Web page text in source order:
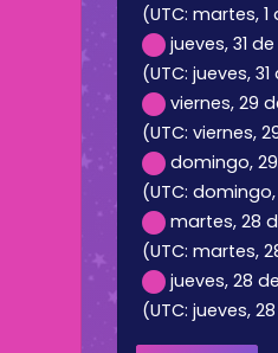
(UTC: martes,
jueves, 31
(UTC: jueves,
viernes, 29
(UTC: viernes,
domingo,
(UTC:
martes, 28
(UTC: martes,
jueves, 28
(UTC: jueves,